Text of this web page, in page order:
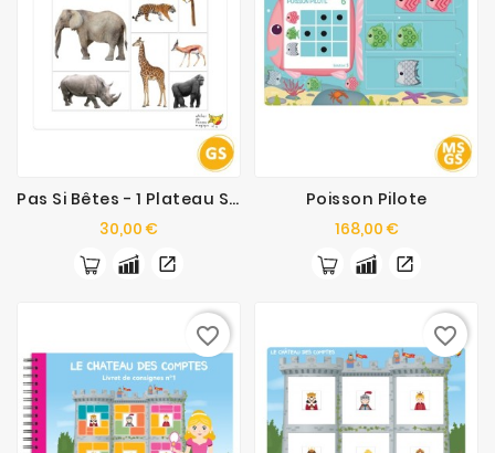
Pas Si Bêtes - 1 Plateau Supplémentaire
30,00 €Prix
Poisson Pilote
168,00 €Prix
favorite_border favorite_border